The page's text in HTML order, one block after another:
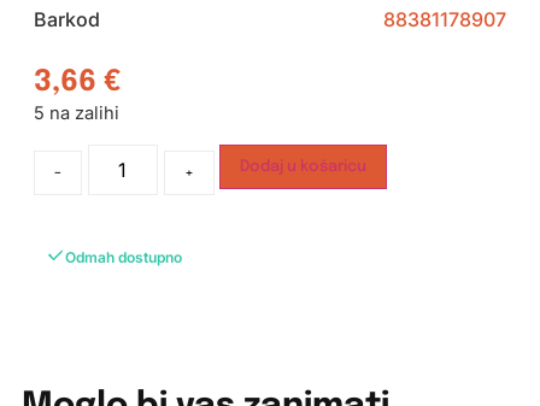
Barkod
88381178907
3,66 €
5 na zalihi
- + Dodaj u košaricu
Odmah dostupno